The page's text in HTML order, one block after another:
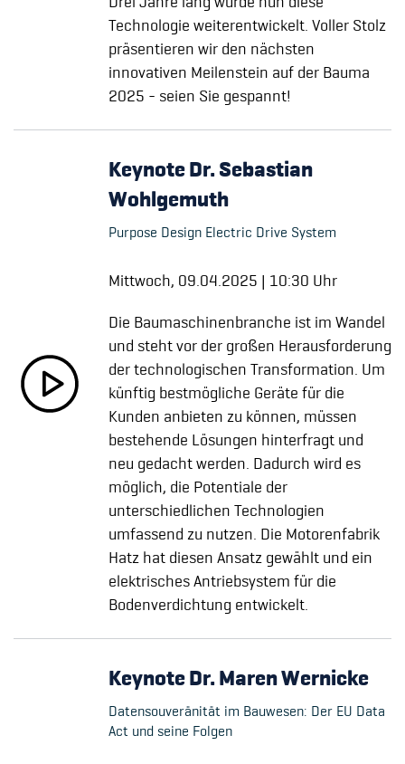
Technologie weiterentwickelt. Voller Stolz
präsentieren wir den nächsten
innovativen Meilenstein auf der Bauma
2025 - seien Sie gespannt!
Keynote Dr. Sebastian
Wohlgemuth
Purpose Design Electric Drive System
Mittwoch, 09.04.2025 | 10:30 Uhr
Die Baumaschinenbranche ist im Wandel
und steht vor der großen Herausforderung
der technologischen Transformation. Um
künftig bestmögliche Geräte für die
Kunden anbieten zu können, müssen
bestehende Lösungen hinterfragt und
neu gedacht werden. Dadurch wird es
möglich, die Potentiale der
unterschiedlichen Technologien
umfassend zu nutzen. Die Motorenfabrik
Hatz hat diesen Ansatz gewählt und ein
elektrisches Antriebsystem für die
Bodenverdichtung entwickelt.
Keynote Dr. Maren Wernicke
Datensouveränität im Bauwesen: Der EU Data
Act und seine Folgen